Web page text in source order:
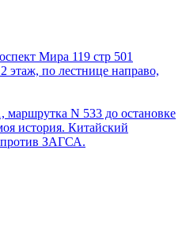
Мира 119 стр 501
этаж, по лестнице направо,
N 533 до остановке
история. Китайский
ЗАГСА.